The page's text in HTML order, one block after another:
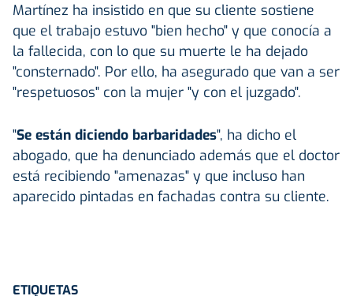
Martínez ha insistido en que su cliente sostiene
que el trabajo estuvo "bien hecho" y que conocía a
la fallecida, con lo que su muerte le ha dejado
"consternado". Por ello, ha asegurado que van a ser
"respetuosos" con la mujer "y con el juzgado".
"Se están diciendo barbaridades", ha dicho el
abogado, que ha denunciado además que el doctor
está recibiendo "amenazas" y que incluso han
aparecido pintadas en fachadas contra su cliente.
ETIQUETAS